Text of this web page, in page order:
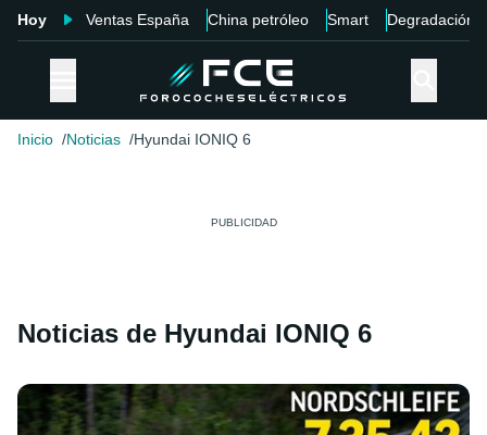
Hoy Ventas España China petróleo Smart Degradación
Inicio Noticias Hyundai IONIQ 6
Noticias de Hyundai IONIQ 6